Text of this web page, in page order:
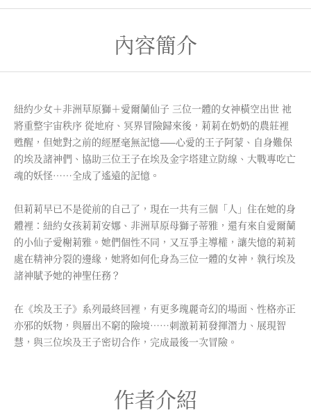
內容簡介
紐約少女＋非洲草原獅＋愛爾蘭仙子 三位一體的女神橫空出世 祂
將重整宇宙秩序 從地府、冥界冒險歸來後，莉莉在奶奶的農莊裡
甦醒，但她對之前的經歷毫無記憶——心愛的王子阿蒙、自身難保
的埃及諸神們、協助三位王子在埃及金字塔建立防線、大戰專吃亡
魂的妖怪……全成了遙遠的記憶。
但莉莉早已不是從前的自己了，現在一共有三個「人」住在她的身
體裡：紐約女孩莉莉安娜、非洲草原母獅子蒂雅，還有來自愛爾蘭
的小仙子愛榭莉雅。她們個性不同，又互爭主導權，讓失憶的莉莉
處在精神分裂的邊緣，她將如何化身為三位一體的女神，執行埃及
諸神賦予她的神聖任務？
在《埃及王子》系列最終回裡，有更多瑰麗奇幻的場面、性格亦正
亦邪的妖物，與層出不窮的險境……刺激莉莉發揮潛力、展現智
慧，與三位埃及王子密切合作，完成最後一次冒險。
作者介紹